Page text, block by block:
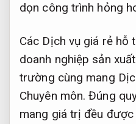
dọn công trình hỏng
Các Dịch vụ giá rẻ
doanh nghiệp sản
trường cùng mang
Chuyên môn. Đúng
mang giá trị đều